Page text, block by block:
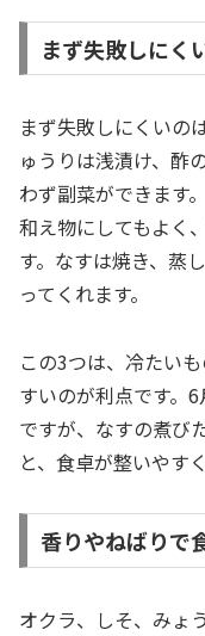
まず失敗しにく
まず失敗しにくいの
ゅうりは浅漬け、酢
わず副菜ができます
和え物にしてもよく
す。なすは焼き、蒸
ってくれます。
この3つは、冷たい
すいのが利点です。
ですが、なすの煮び
と、食卓が整いやす
香りやねばりで
オクラ、しそ、みょ